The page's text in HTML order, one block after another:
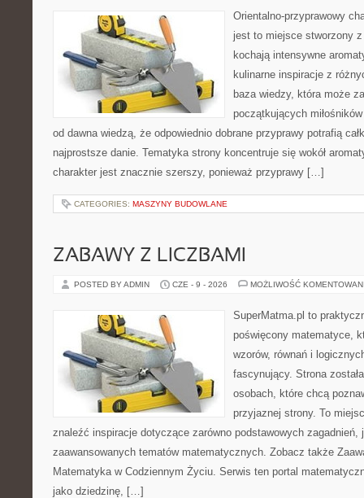
Orientalno-przyprawowy
jest to miejsce stworzony
kochają intensywne
kulinarne inspiracje z
baza wiedzy, która może
początkujących
od dawna wiedzą, że odpowiednio dobrane przyprawy potrafią
najprostsze danie. Tematyka strony koncentruje się wokół
charakter jest znacznie szerszy, ponieważ przyprawy […]
CATEGORIES: MASZYNY BUDOWLANE
ZABAWY Z LICZBAMI
POSTED BY ADMIN CZE - 9 - 2026 MOŻLIWOŚĆ
SuperMatma.pl to
poświęcony matematyce,
wzorów, równań i
fascynujący. Strona
osobach, które chcą
przyjaznej strony. To
znaleźć inspiracje dotyczące zarówno podstawowych zagadnień,
zaawansowanych tematów matematycznych. Zobacz także
Matematyka w Codziennym Życiu. Serwis ten portal
jako dziedzinę, […]